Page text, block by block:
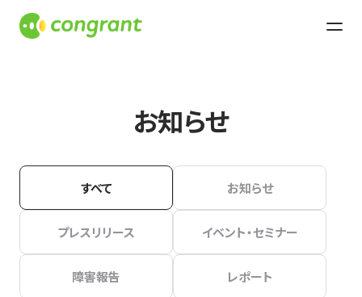
お知らせ
すべて お知らせ
プレスリリース イベント・セミナー
障害報告 レポート